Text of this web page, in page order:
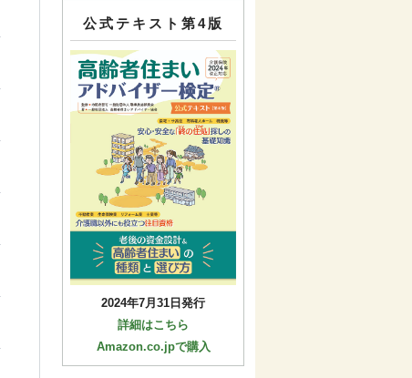
公式テキスト第4版
2024年7月31日発行
詳細はこちら
Amazon.co.jpで購入